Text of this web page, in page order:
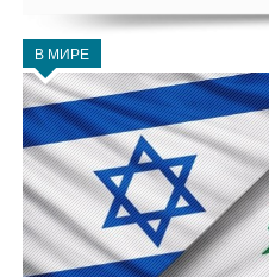
В МИРЕ